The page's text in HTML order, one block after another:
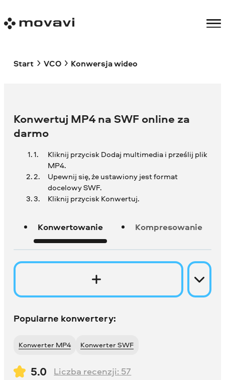
Start VCO Konwersja wideo
Konwertuj MP4 na SWF online za
darmo
Kliknij przycisk Dodaj multimedia i prześlij plik
MP4.
Upewnij się, że ustawiony jest format
docelowy SWF.
Kliknij przycisk Konwertuj.
Konwertowanie Kompresowanie
Popularne konwertery:
Konwerter MP4 Konwerter SWF
5.0 Liczba recenzji: 57